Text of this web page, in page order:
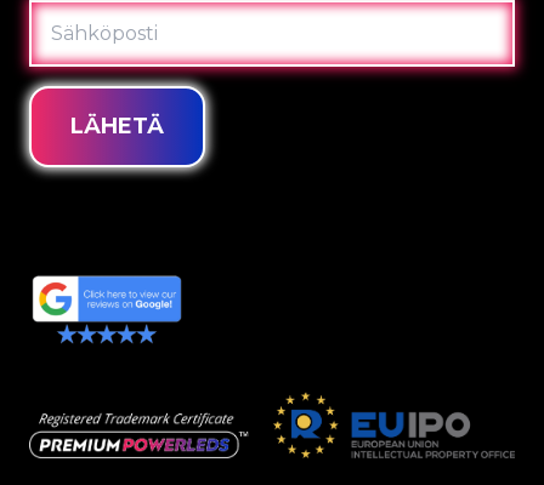
SÄHKÖPOSTI
LÄHETÄ